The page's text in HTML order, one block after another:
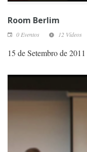
Room Berlim
0 Eventos 12 Vídeos
15 de Setembro de 2011